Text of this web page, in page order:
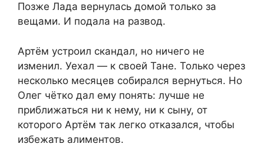
Позже Лада вернулась домой только за
вещами. И подала на развод.
Артём устроил скандал, но ничего не
изменил. Уехал — к своей Тане. Только через
несколько месяцев собирался вернуться. Но
Олег чётко дал ему понять: лучше не
приближаться ни к нему, ни к сыну, от
которого Артём так легко отказался, чтобы
избежать алиментов.